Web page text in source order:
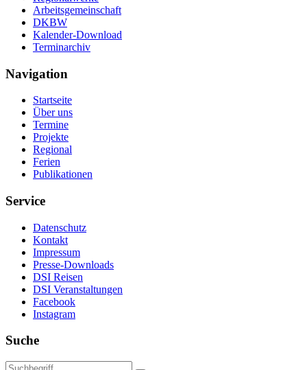
Arbeitsgemeinschaft
DKBW
Kalender-Download
Terminarchiv
Navigation
Startseite
Über uns
Termine
Projekte
Regional
Ferien
Publikationen
Service
Datenschutz
Kontakt
Impressum
Presse-Downloads
DSI Reisen
DSI Veranstaltungen
Facebook
Instagram
Suche